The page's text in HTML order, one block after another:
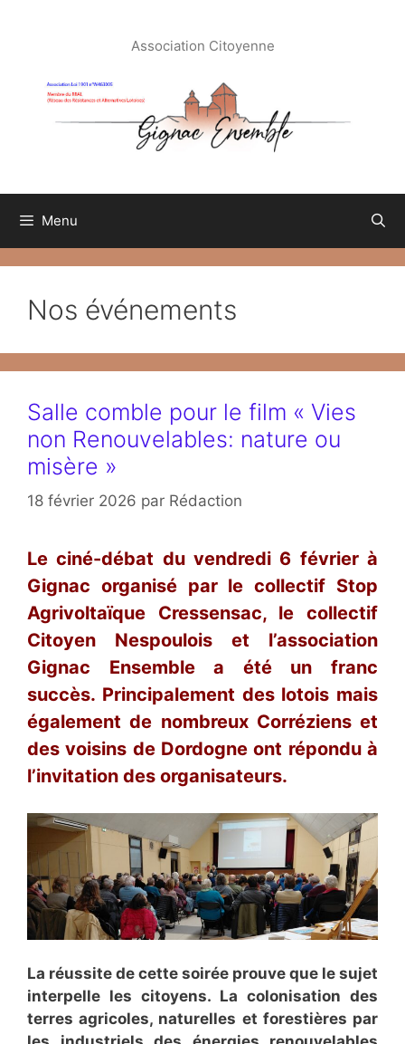
Association Citoyenne
Menu
Nos événements
Salle comble pour le film « Vies
non Renouvelables: nature ou
misère »
18 février 2026 par Rédaction
Le ciné-débat du vendredi 6 février à
Gignac organisé par le collectif Stop
Agrivoltaïque Cressensac, le collectif
Citoyen Nespoulois et l’association
Gignac Ensemble a été un franc
succès. Principalement des lotois mais
également de nombreux Corréziens et
des voisins de Dordogne ont répondu à
l’invitation des organisateurs.
La réussite de cette soirée prouve que le sujet
interpelle les citoyens. La colonisation des
terres agricoles, naturelles et forestières par